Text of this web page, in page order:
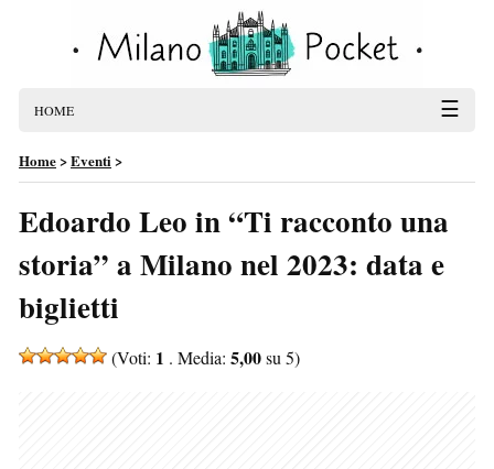
HOME ☰
Home>Eventi>
Edoardo Leo in “Ti racconto una
storia” a Milano nel 2023: data e
biglietti
(Voti: 1 . Media: 5,00su 5)